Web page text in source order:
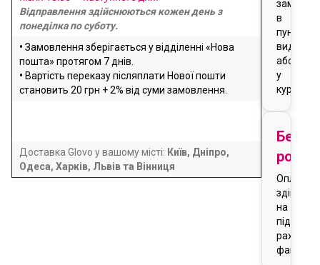
Відправлення здійснюються кожен день з
понеділка по суботу.
• Замовлення зберігається у відділенні «Нова
пошта» протягом 7 днів.
• Вартість переказу післяплати Нової пошти
становить 20 грн + 2% від суми замовлення.
Доставка Glovo у вашому місті: Київ, Дніпро,
Одеса, Харків, Львів та Вінниця
в
пункті
видачі
або
у
кур'єра
Оплата
на
підставі
рахунку-
фактури